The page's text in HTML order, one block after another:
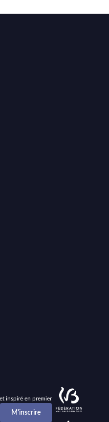
inspiré en premier